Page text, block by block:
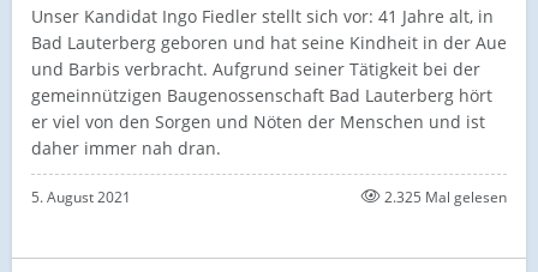
Unser Kandidat Ingo Fiedler stellt sich vor:​ 41 Jahre alt, in
Bad Lauterberg geboren und hat seine Kindheit in der Aue
und Barbis verbracht. Aufgrund seiner Tätigkeit bei der
gemeinnützigen Baugenossenschaft Bad Lauterberg hört
er viel von den Sorgen und Nöten der Menschen und ist
daher immer nah dran.
5. August 2021 2.325 Mal gelesen